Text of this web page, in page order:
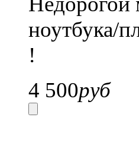
ноутбука/
!
4 500руб